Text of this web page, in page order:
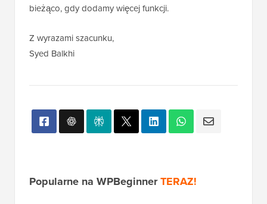
bieżąco, gdy dodamy więcej funkcji.
Z wyrazami szacunku,
Syed Balkhi
Popularne na WPBeginnerTERAZ!